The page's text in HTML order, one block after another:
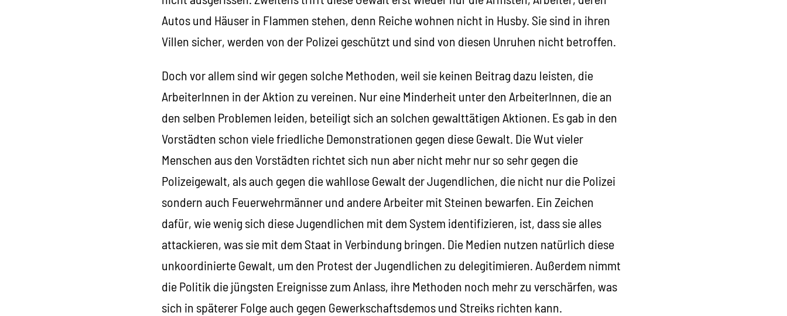
Autos und Häuser in Flammen stehen, denn Reiche wohnen nicht in Husby. Sie sind in ihren
Villen sicher, werden von der Polizei geschützt und sind von diesen Unruhen nicht betroffen.
Doch vor allem sind wir gegen solche Methoden, weil sie keinen Beitrag dazu leisten, die
ArbeiterInnen in der Aktion zu vereinen. Nur eine Minderheit unter den ArbeiterInnen, die an
den selben Problemen leiden, beteiligt sich an solchen gewalttätigen Aktionen. Es gab in den
Vorstädten schon viele friedliche Demonstrationen gegen diese Gewalt. Die Wut vieler
Menschen aus den Vorstädten richtet sich nun aber nicht mehr nur so sehr gegen die
Polizeigewalt, als auch gegen die wahllose Gewalt der Jugendlichen, die nicht nur die Polizei
sondern auch Feuerwehrmänner und andere Arbeiter mit Steinen bewarfen. Ein Zeichen
dafür, wie wenig sich diese Jugendlichen mit dem System identifizieren, ist, dass sie alles
attackieren, was sie mit dem Staat in Verbindung bringen. Die Medien nutzen natürlich diese
unkoordinierte Gewalt, um den Protest der Jugendlichen zu delegitimieren. Außerdem nimmt
die Politik die jüngsten Ereignisse zum Anlass, ihre Methoden noch mehr zu verschärfen, was
sich in späterer Folge auch gegen Gewerkschaftsdemos und Streiks richten kann.